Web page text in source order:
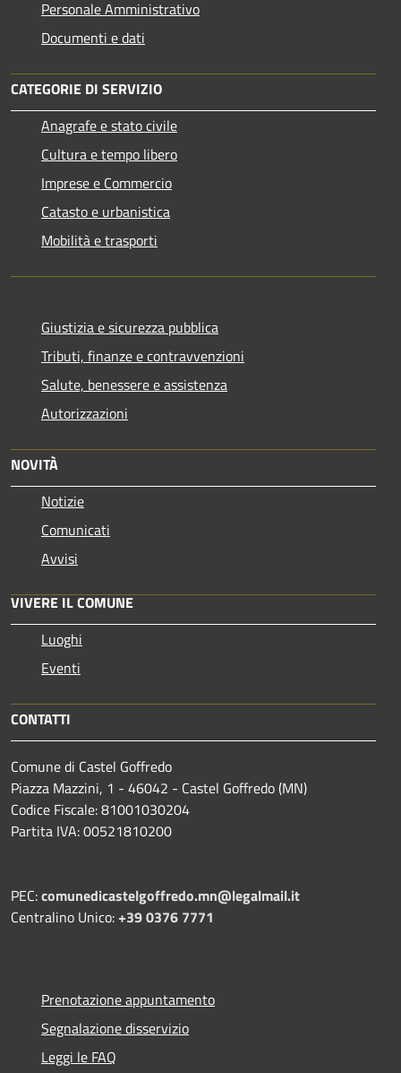
Personale Amministrativo
Documenti e dati
CATEGORIE DI SERVIZIO
Anagrafe e stato civile
Cultura e tempo libero
Imprese e Commercio
Catasto e urbanistica
Mobilità e trasporti
Giustizia e sicurezza pubblica
Tributi, finanze e contravvenzioni
Salute, benessere e assistenza
Autorizzazioni
NOVITÀ
Notizie
Comunicati
Avvisi
VIVERE IL COMUNE
Luoghi
Eventi
CONTATTI
Comune di Castel Goffredo
Piazza Mazzini, 1 - 46042 - Castel Goffredo (MN)
Codice Fiscale: 81001030204
Partita IVA: 00521810200
PEC:comunedicastelgoffredo.mn@legalmail.it
Centralino Unico:+39 0376 7771
Prenotazione appuntamento
Segnalazione disservizio
Leggi le FAQ